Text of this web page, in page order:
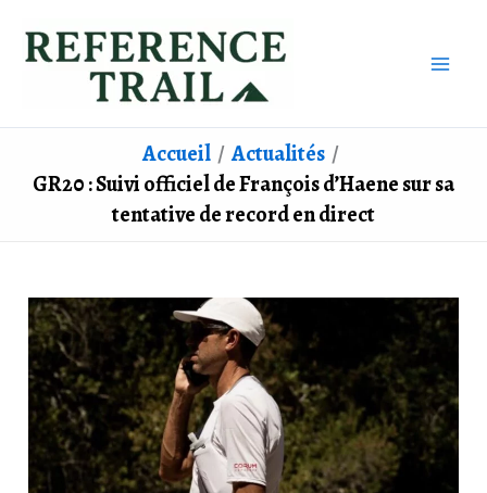
Accueil
Actualités
GR20 : Suivi officiel de François d’Haene sur sa
tentative de record en direct